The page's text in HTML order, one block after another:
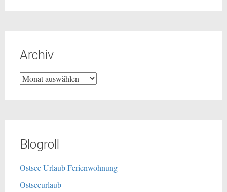
Archiv
Archiv
Blogroll
Ostsee Urlaub Ferienwohnung
Ostseeurlaub